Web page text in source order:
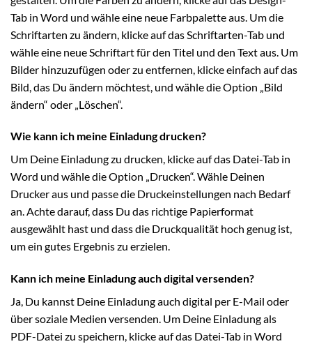
Tab in Word und wähle eine neue Farbpalette aus. Um die
Schriftarten zu ändern, klicke auf das Schriftarten-Tab und
wähle eine neue Schriftart für den Titel und den Text aus. Um
Bilder hinzuzufügen oder zu entfernen, klicke einfach auf das
Bild, das Du ändern möchtest, und wähle die Option „Bild
ändern“ oder „Löschen“.
Wie kann ich meine Einladung drucken?
Um Deine Einladung zu drucken, klicke auf das Datei-Tab in
Word und wähle die Option „Drucken“. Wähle Deinen
Drucker aus und passe die Druckeinstellungen nach Bedarf
an. Achte darauf, dass Du das richtige Papierformat
ausgewählt hast und dass die Druckqualität hoch genug ist,
um ein gutes Ergebnis zu erzielen.
Kann ich meine Einladung auch digital versenden?
Ja, Du kannst Deine Einladung auch digital per E-Mail oder
über soziale Medien versenden. Um Deine Einladung als
PDF-Datei zu speichern, klicke auf das Datei-Tab in Word